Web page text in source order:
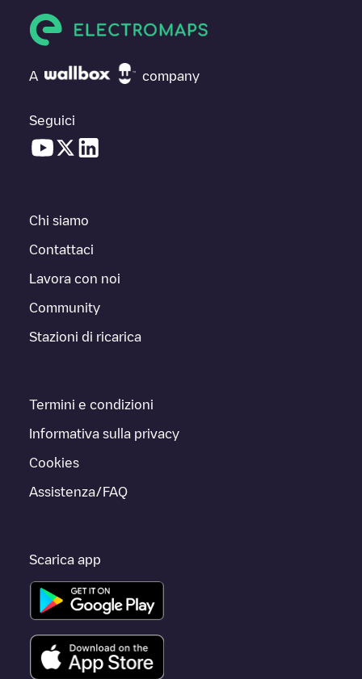
A company
Seguici
Chi siamo
Contattaci
Lavora con noi
Community
Stazioni di ricarica
Termini e condizioni
Informativa sulla privacy
Cookies
Assistenza/FAQ
Scarica app